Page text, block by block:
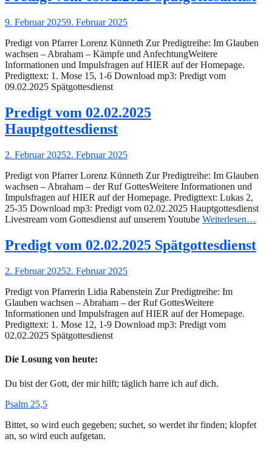
Gepostet
9. Februar 20259. Februar 2025
Predigt von Pfarrer Lorenz Künneth Zur Predigtreihe: Im Glauben
wachsen – Abraham – Kämpfe und AnfechtungWeitere
Informationen und Impulsfragen auf HIER auf der Homepage.
Predigttext: 1. Mose 15, 1-6 Download mp3: Predigt vom
09.02.2025 Spätgottesdienst
Predigt vom 02.02.2025
Hauptgottesdienst
Gepostet
2. Februar 20252. Februar 2025
Predigt von Pfarrer Lorenz Künneth Zur Predigtreihe: Im Glauben
wachsen – Abraham – der Ruf GottesWeitere Informationen und
Impulsfragen auf HIER auf der Homepage. Predigttext: Lukas 2,
25-35 Download mp3: Predigt vom 02.02.2025 Hauptgottesdienst
Livestream vom Gottesdienst auf unserem Youtube Weiterlesen…
Predigt vom 02.02.2025 Spätgottesdienst
Gepostet
2. Februar 20252. Februar 2025
Predigt von Pfarrerin Lidia Rabenstein Zur Predigtreihe: Im
Glauben wachsen – Abraham – der Ruf GottesWeitere
Informationen und Impulsfragen auf HIER auf der Homepage.
Predigttext: 1. Mose 12, 1-9 Download mp3: Predigt vom
02.02.2025 Spätgottesdienst
Die Losung von heute:
Du bist der Gott, der mir hilft; täglich harre ich auf dich.
Psalm 25,5
Bittet, so wird euch gegeben; suchet, so werdet ihr finden; klopfet
an, so wird euch aufgetan.